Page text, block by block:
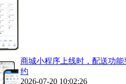
商城小程序上线时，配送功
约
2026-07-20 10:02:26